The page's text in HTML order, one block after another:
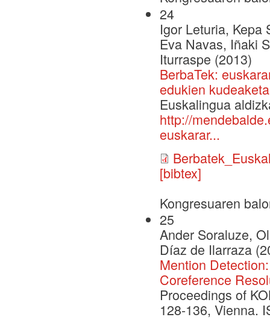
24
Igor Leturia, Kepa
Eva Navas, Iñaki
Iturraspe (2013)
BerbaTek:
edukien
Euskalingua
http://
euskarar...
[bibtex]
Kongresuaren
25
Ander Soraluze,
Díaz de Ilarraza
Mention
Coreference
Proceedings of
128-136, Vienna.